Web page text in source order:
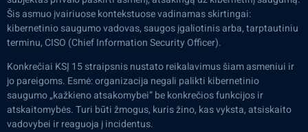
Šis asmuo įvairiuose kontekstuose vadinamas skirtingai:
kibernetinio saugumo vadovas, saugos įgaliotinis arba, tarptautiniu
terminu, CISO (Chief Information Security Officer).
Konkrečiai KSĮ 15 straipsnis nustato reikalavimus šiam asmeniui ir
jo pareigoms. Esmė: organizacija negali palikti kibernetinio
saugumo „kažkieno atsakomybei” be konkrečios funkcijos ir
atskaitomybės. Turi būti žmogus, kuris žino, kas vyksta, atsiskaito
vadovybei ir reaguoja į incidentus.